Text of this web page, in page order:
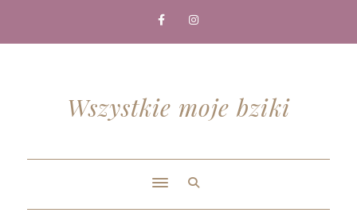
Wszystkie moje bziki